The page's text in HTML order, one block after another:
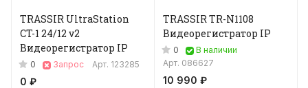
TRASSIR UltraStation
CT-1 24/12 v2
Видеорегистратор IP
0 Запрос Арт. 123285
0 ₽
TRASSIR TR-N1108
Видеорегистратор IP
0
В наличии
Арт. 086627
10 990 ₽